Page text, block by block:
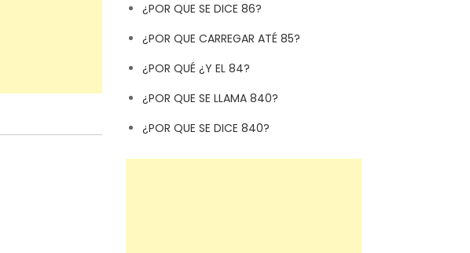
¿POR QUE SE DICE 86?
¿POR QUE CARREGAR ATÉ 85?
¿POR QUÉ ¿Y EL 84?
¿POR QUE SE LLAMA 840?
¿POR QUE SE DICE 840?